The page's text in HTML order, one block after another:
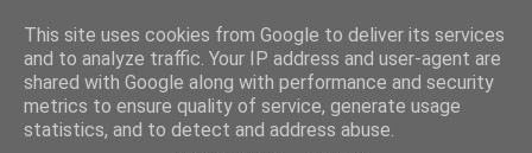
This site uses cookies from Google to deliver its services
and to analyze traffic. Your IP address and user-agent are
shared with Google along with performance and security
metrics to ensure quality of service, generate usage
statistics, and to detect and address abuse.